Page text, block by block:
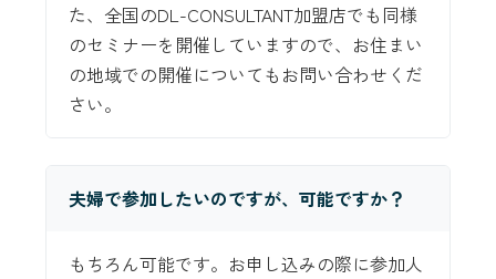
た、全国のDL-CONSULTANT加盟店でも同様
のセミナーを開催していますので、お住まい
の地域での開催についてもお問い合わせくだ
さい。
夫婦で参加したいのですが、可能ですか？
もちろん可能です。お申し込みの際に参加人